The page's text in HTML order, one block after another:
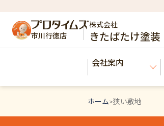
市川行徳店
株式会社
きたばたけ塗装
会社案内
ホーム>狭い敷地